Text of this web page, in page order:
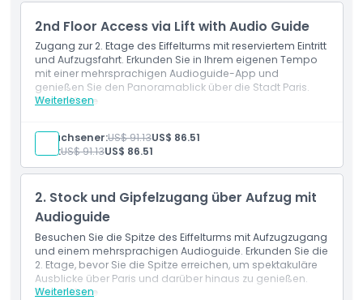
2nd Floor Access via Lift with Audio Guide
Zugang zur 2. Etage des Eiffelturms mit reserviertem Eintritt
und Aufzugsfahrt. Erkunden Sie in Ihrem eigenen Tempo
mit einer mehrsprachigen Audioguide-App und
genießen Sie den Panoramablick über die Stadt Paris.
Weiterlesen
Einschlüsse
Aufzugzugang zur 2. Etage
Mehrsprachige Audioguide-App
Erwachsener:US$ 91.13US$ 86.51
Kind:US$ 91.13US$ 86.51
2. Stock und Gipfelzugang über Aufzug mit
Audioguide
Besuchen Sie die Spitze des Eiffelturms mit Aufzugzugang
und einem mehrsprachigen Audioguide. Erkunden Sie die
2. Etage, bevor Sie die Spitze erreichen, um spektakuläre
Ausblicke über Paris und darüber hinaus zu genießen.
Weiterlesen
Einschlüsse